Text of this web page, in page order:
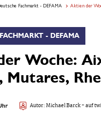
Fachmarkt - DEFAMA Aktien der
- DEFAMA
Woche:
Mutares,
Autor:Michael Barck- auf